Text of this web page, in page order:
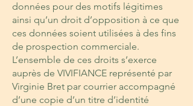
données pour des motifs légitimes
ainsi qu’un droit d’opposition à ce que
ces données soient utilisées à des fins
de prospection commerciale.
L’ensemble de ces droits s’exerce
auprès de VIVIFIANCE représenté par
Virginie Bret par courrier accompagné
d’une copie d’un titre d’identité